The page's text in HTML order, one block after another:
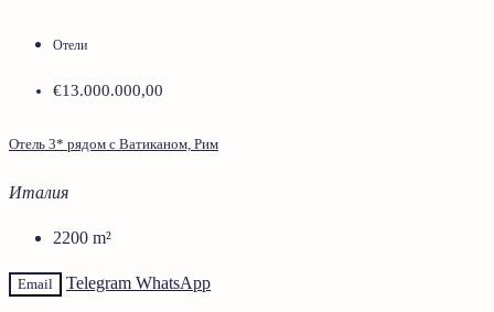
Отели
€13.000.000,00
Отель 3* рядом с Ватиканом, Рим
Италия
2200 m²
Email Telegram WhatsApp